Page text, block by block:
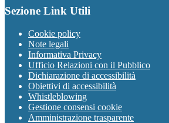
Sezione Link Utili
Cookie policy
Note legali
Informativa Privacy
Ufficio Relazioni con il Pubblico
Dichiarazione di accessibilità
Obiettivi di accessibilità
Whistleblowing
Gestione consensi cookie
Amministrazione trasparente